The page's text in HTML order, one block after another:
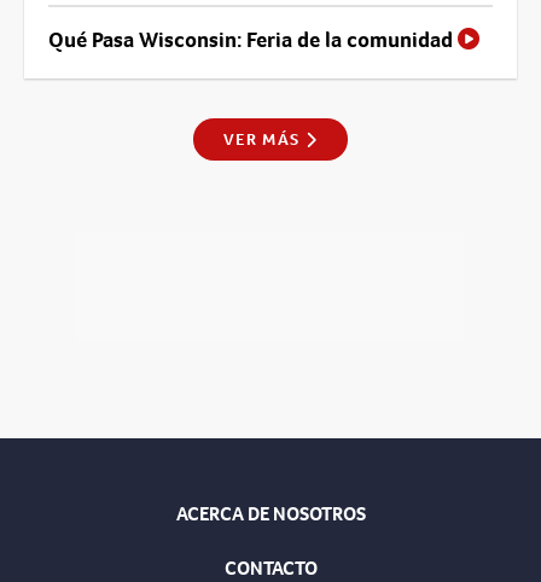
Qué Pasa Wisconsin: Feria de la comunidad
VER MÁS
ACERCA DE NOSOTROS
CONTACTO